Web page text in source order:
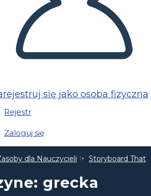
się jako osoba fizyczna
Rejestr
Zaloguj się
dla Nauczycieli Storyboard That
grecka